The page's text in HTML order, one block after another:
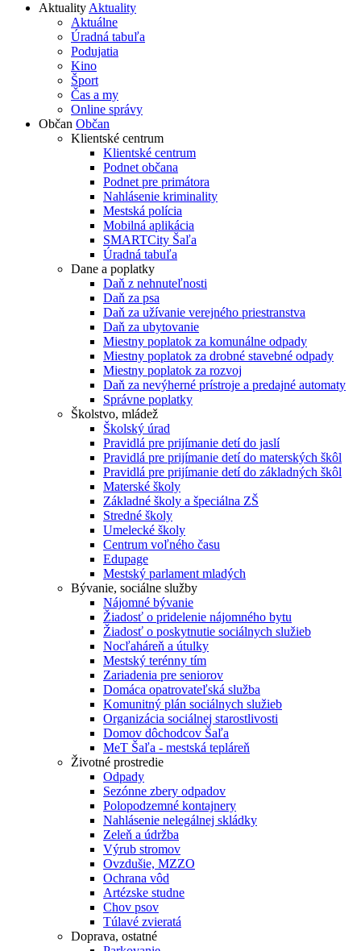
AktualityAktuality
Aktuálne
Úradná tabuľa
Podujatia
Kino
Šport
Čas a my
Online správy
Občan Občan
Klientské centrum
Klientské centrum
Podnet občana
Podnet pre primátora
Nahlásenie kriminality
Mestská polícia
Mobilná aplikácia
SMARTCity Šaľa
Úradná tabuľa
Dane a poplatky
Daň z nehnuteľnosti
Daň za psa
Daň za užívanie verejného priestranstva
Daň za ubytovanie
Miestny poplatok za komunálne odpady
Miestny poplatok za drobné stavebné odpady
Miestny poplatok za rozvoj
Daň za nevýherné prístroje a predajné automaty
Správne poplatky
Školstvo, mládež
Školský úrad
Pravidlá pre prijímanie detí do jaslí
Pravidlá pre prijímanie detí do materských škôl
Pravidlá pre prijímanie detí do základných škôl
Materské školy
Základné školy a špeciálna ZŠ
Stredné školy
Umelecké školy
Centrum voľného času
Edupage
Mestský parlament mladých
Bývanie, sociálne služby
Nájomné bývanie
Žiadosť o pridelenie nájomného bytu
Žiadosť o poskytnutie sociálnych služieb
Nocľaháreň a útulky
Mestský terénny tím
Zariadenia pre seniorov
Domáca opatrovateľská služba
Komunitný plán sociálnych služieb
Organizácia sociálnej starostlivosti
Domov dôchodcov Šaľa
MeT Šaľa - mestská tepláreň
Životné prostredie
Odpady
Sezónne zbery odpadov
Polopodzemné kontajnery
Nahlásenie nelegálnej skládky
Zeleň a údržba
Výrub stromov
Ovzdušie, MZZO
Ochrana vôd
Artézske studne
Chov psov
Túlavé zvieratá
Doprava, ostatné